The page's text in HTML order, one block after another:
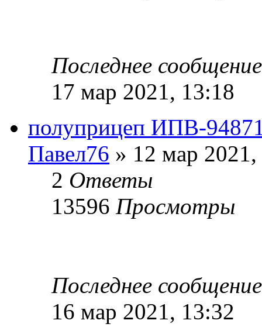
Последнее
17 мар 2021, 13:18
полуприцеп ИПВ-
Павел76 » 12 мар
2 Ответы
13596 Просмотры
Последнее
16 мар 2021, 13:32